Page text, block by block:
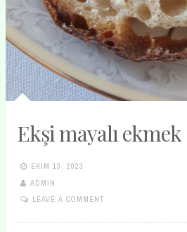
Ekşi mayalı ekmek
EKIM 13, 2023
ADMIN
LEAVE A COMMENT